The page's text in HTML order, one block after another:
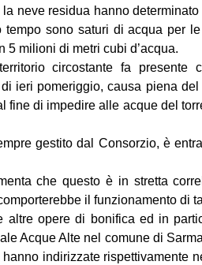
neve residua hanno
sono saturi di acqua per
5 milioni di metri cubi d’acqua.
circostante fa presente
ieri pomeriggio, causa piena del
fine di impedire alle acque del
gestito dal Consorzio, è
che questo è in stretta
il funzionamento di
altre opere di bonifica ed in
Acque Alte nel comune di
indirizzate rispettivamente